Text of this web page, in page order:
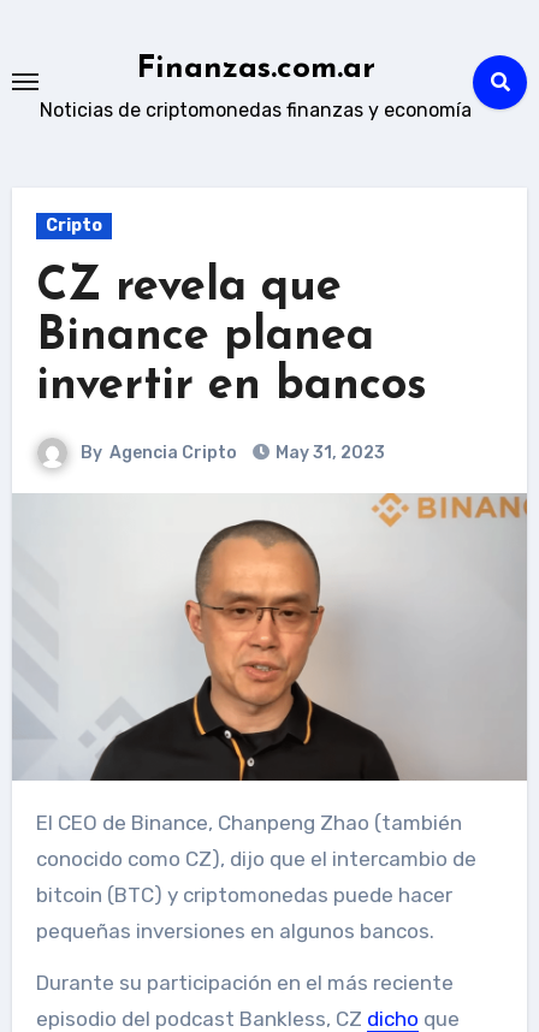
content
Finanzas.com.ar
Noticias de criptomonedas finanzas y economía
Cripto
CZ revela que
Binance planea
invertir en bancos
By Agencia Cripto May 31, 2023
El CEO de Binance, Chanpeng Zhao (también
conocido como CZ), dijo que el intercambio de
bitcoin (BTC) y criptomonedas puede hacer
pequeñas inversiones en algunos bancos.
Durante su participación en el más reciente
episodio del podcast Bankless, CZ dicho que